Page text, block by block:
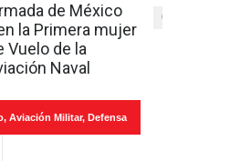
de México
la Primera mujer
Vuelo de la
Naval
0
, Aviación Militar, Defensa